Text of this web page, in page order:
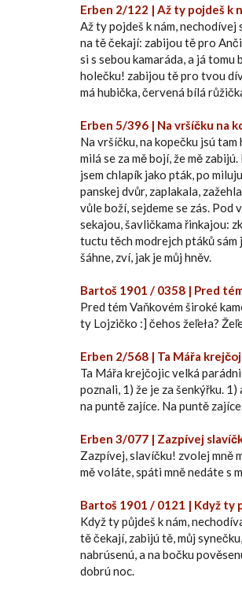
Erben 2/122 | Až ty pojdeš k
Až ty pojdeš k nám, nechodívej
na tě čekají: zabijou tě pro
si s sebou kamaráda, a já tomu
holečku! zabijou tě pro tvou
má hubička, červená bílá
Erben 5/396 | Na vršíčku na
Na vršíčku, na kopečku jsú
milá se za mě bojí, že mě
jsem chlapík jako pták, po
panskej dvůr, zaplakala,
vůle boží, sejdeme se zás. Pod
sekajou, šavličkama řinkajou:
tuctu těch modrejch ptáků sám
šáhne, zví, jak je můj hněv.
Bartoš 1901 / 0358 | Pred
Pred tém Vaňkovém široké
ty Lojzičko :] čehos žeľeła?
Erben 2/568 | Ta Mářa
Ta Mářa krejčojic velká
poznali, 1) že je za šenkýřku.
na puntě zajíce. Na puntě
Erben 3/077 | Zazpívej
Zazpívej, slavíčku! zvolej mně
mě voláte, spáti mně nedáte s
Bartoš 1901 / 0121 | Když ty
Když ty půjdeš k nám,
tě čekají, zabijú tě, můj
nabrúsenú, a na bočku
dobrú noc.